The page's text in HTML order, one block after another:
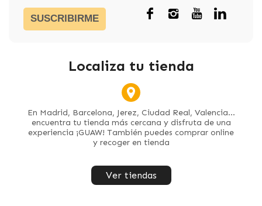
SUSCRIBIRME
Localiza tu tienda
En Madrid, Barcelona, Jerez, Ciudad Real, Valencia...
encuentra tu tienda más cercana y disfruta de una
experiencia ¡GUAW! También puedes comprar online
y recoger en tienda
Ver tiendas